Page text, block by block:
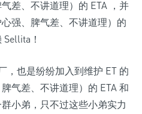
差、不讲道理）的 ETA ，并
强、脾气差、不讲道理）的
！
，也是纷纷加入到维护 ET 的
气差、不讲道理）的 ETA 和
小弟，只不过这些小弟实力